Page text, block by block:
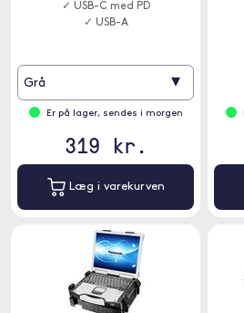
✓ USB-C med PD
✓ USB-A
Grå ▾
Er på lager, sendes i morgen
319 kr.
Læg i varekurven